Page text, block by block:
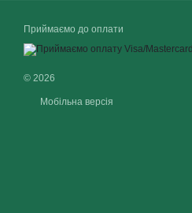
Приймаємо до оплати
© 2026
Мобільна версія